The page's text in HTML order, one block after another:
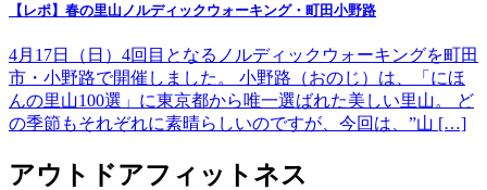
【レポ】春の里山ノルディックウォーキング・町田小野路
4月17日（日）4回目となるノルディックウォーキングを町田
市・小野路で開催しました。 小野路（おのじ）は、「にほ
んの里山100選」に東京都から唯一選ばれた美しい里山。 ど
の季節もそれぞれに素晴らしいのですが、今回は、”山 […]
アウトドアフィットネス